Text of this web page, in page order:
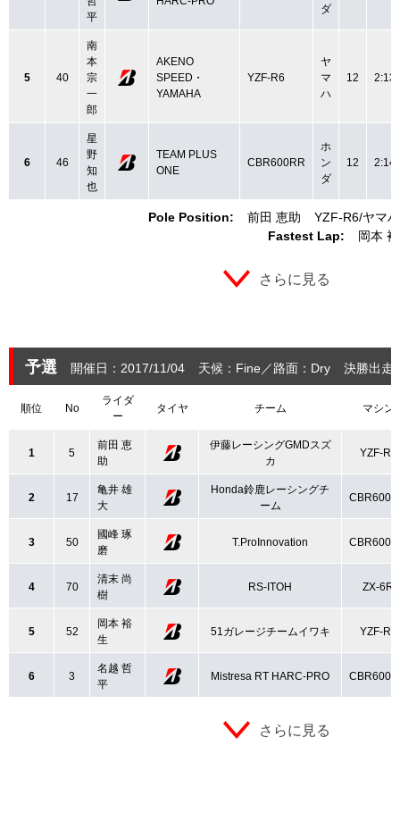
Pole Position: 前田 恵助 YZF-R6 ヤマハ
Fastest Lap:
岡本
平
ダ
5 40
南
本
宗
一
郎
AKENO
SPEED・
YAMAHA
YZF-R6
ヤ
マ
ハ
12
6 46
星
野
知
也
TEAM PLUS
ONE
CBR600RR
ホ
ン
ダ
12
さらに見る
予選 開催日：2017/11/04 天候：Fine 路面：Dry 決勝出走
順位 No
ライダ
ー
タイヤ チーム マシン
1 5
前田 恵
助
伊藤レーシングGMDスズ
カ
YZF-R6
2 17
亀井 雄
大
Honda鈴鹿レーシングチ
ーム
3 50
國峰 琢
磨
T.ProInnovation
4 70
清末 尚
樹
RS-ITOH ZX-6R
5 52
岡本 裕
生
51ガレージチームイワキ YZF-R6
6 3
名越 哲
平
Mistresa RT HARC-PRO
さらに見る